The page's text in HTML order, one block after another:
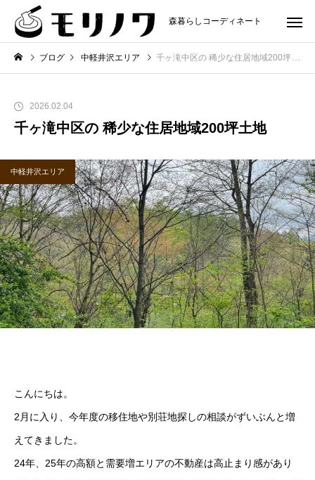
森暮らしコーディネート
ブログ 中軽井沢エリア 千ヶ滝中区の 稀少な住居地域200坪土地
2026.02.04
千ヶ滝中区の 稀少な住居地域200坪土地
中軽井沢エリア
こんにちは。
2月に入り、今年度の移住地や別荘地探しの相談がずいぶんと増
えてきました。
24年、25年の高額と需要増エリアの不動産は高止まり感があり